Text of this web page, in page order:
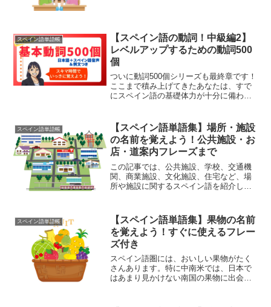
スペイン語単語帳
【スペイン語の動詞！中級編2】
レベルアップするための動詞500
個
ついに動詞500個シリーズも最終章です！
ここまで積み上げてきたあなたは、すで
にスペイン語の基礎体力が十分に備わっ
との深い会話を楽しむために欠かせない
中級動詞を厳選...
スペイン語単語帳
【スペイン語単語集】場所・施設
の名前を覚えよう！公共施設・お
店・道案内フレーズまで
この記事では、公共施設、学校、交通機
関、商業施設、文化施設、住宅など、場
所や施設に関するスペイン語を紹介しま
か？」「この近くに薬局はあります
か？」と言いたいときに役立つ単...
スペイン語単語帳
【スペイン語単語集】果物の名前
を覚えよう！すぐに使えるフレー
ズ付き
スペイン語圏には、おいしい果物がたく
さんあります。特に中南米では、日本で
はあまり見かけない南国の果物に出会う